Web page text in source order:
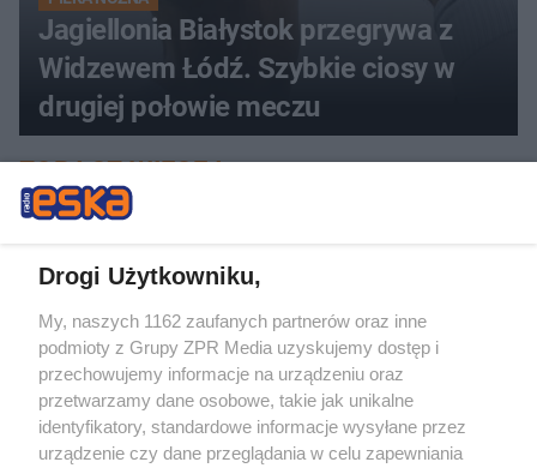
Jagiellonia Białystok przegrywa z
Widzewem Łódź. Szybkie ciosy w
drugiej połowie meczu
ZOBACZ WIĘCEJ
Drogi Użytkowniku,
My, naszych 1162 zaufanych partnerów oraz inne
podmioty z Grupy ZPR Media uzyskujemy dostęp i
przechowujemy informacje na urządzeniu oraz
przetwarzamy dane osobowe, takie jak unikalne
identyfikatory, standardowe informacje wysyłane przez
urządzenie czy dane przeglądania w celu zapewniania